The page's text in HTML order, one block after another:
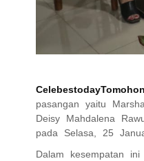
CelebestodayTomohon
pasangan yaitu
Deisy Mahdalena
pada Selasa, 25
Dalam kesempatan